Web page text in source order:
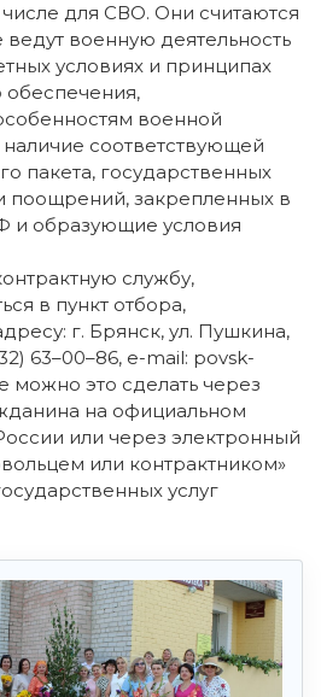
числе для СВО. Они считаются
военную деятельность
условиях и принципах
военной
соответствующей
пакета, государственных
поощрений, закрепленных в
и образующие условия
службу,
в пункт отбора,
г. Брянск, ул. Пушкина,
63–00–86, e-mail: povsk-
можно это сделать через
на официальном
или через электронный
или контрактником»
услуг